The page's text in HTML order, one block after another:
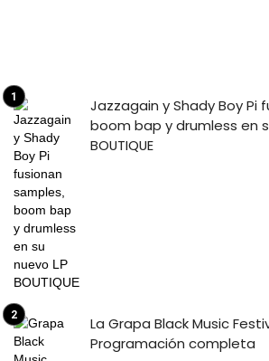
Jazzagain y Shady Boy Pi
boom bap y drumless en
BOUTIQUE
La Grapa Black Music
Programación completa